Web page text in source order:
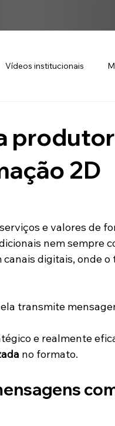
Vídeos institucionais
2D
e valores de
nem sempre
digitais, onde o
transmite
e realmente
no formato.